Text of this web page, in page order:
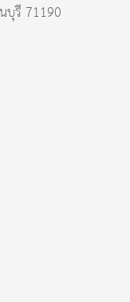
บุรี 71190